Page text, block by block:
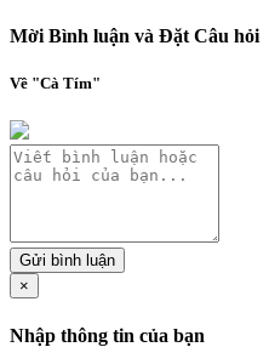
Mời Bình luận và Đặt Câu hỏi
Về "Cà Tím"
Gửi bình luận
×
Nhập thông tin của bạn